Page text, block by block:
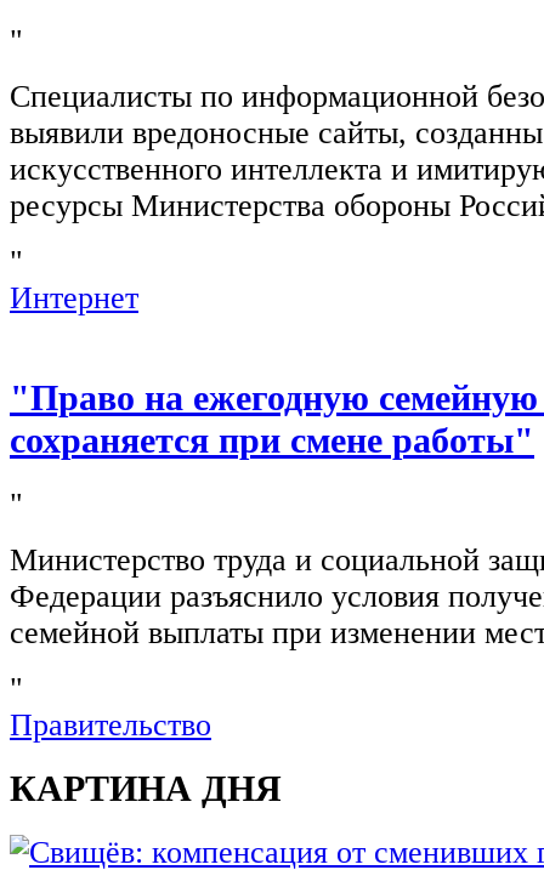
"
Специалисты по информационной
выявили вредоносные сайты,
искусственного интеллекта и
ресурсы Министерства обороны
"
Интернет
"Право на ежегодную
сохраняется при смене работы"
"
Министерство труда и социальной
Федерации разъяснило условия
семейной выплаты при изменении
"
Правительство
КАРТИНА ДНЯ